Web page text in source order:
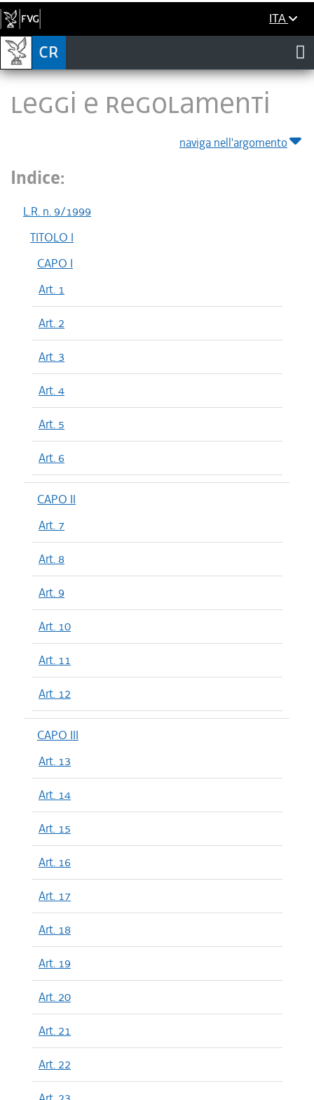
ITA
LEGGI E REGOLAMENTI
naviga nell'argomento
Indice:
L.R. n. 9/1999
TITOLO I
CAPO I
Art. 1
Art. 2
Art. 3
Art. 4
Art. 5
Art. 6
CAPO II
Art. 7
Art. 8
Art. 9
Art. 10
Art. 11
Art. 12
CAPO III
Art. 13
Art. 14
Art. 15
Art. 16
Art. 17
Art. 18
Art. 19
Art. 20
Art. 21
Art. 22